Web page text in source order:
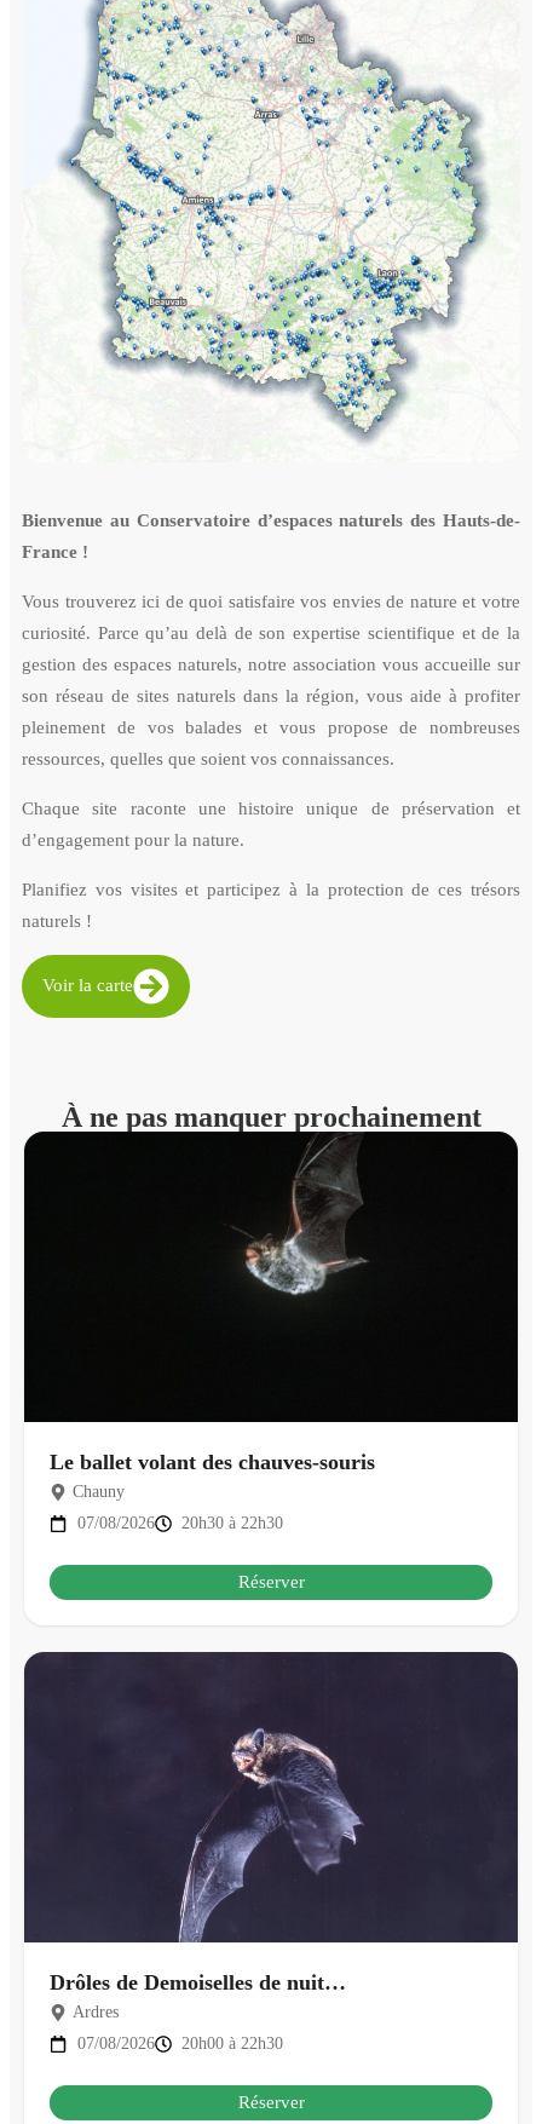
Bienvenue au Conservatoire d’espaces naturels des Hauts-de-
France !
Vous trouverez ici de quoi satisfaire vos envies de nature et votre
curiosité. Parce qu’au delà de son expertise scientifique et de la
gestion des espaces naturels, notre association vous accueille sur
son réseau de sites naturels dans la région, vous aide à profiter
pleinement de vos balades et vous propose de nombreuses
ressources, quelles que soient vos connaissances.
Chaque site raconte une histoire unique de préservation et
d’engagement pour la nature.
Planifiez vos visites et participez à la protection de ces trésors
naturels !
Voir la carte
À ne pas manquer prochainement
Le ballet volant des chauves-souris
Chauny
07/08/2026
20h30 à 22h30
Réserver
Drôles de Demoiselles de nuit…
Ardres
07/08/2026
20h00 à 22h30
Réserver